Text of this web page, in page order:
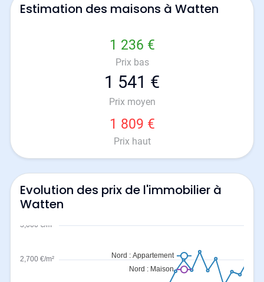
Estimation des maisons à Watten
1 236 €
Prix bas
1 541 €
Prix moyen
1 809 €
Prix haut
Evolution des prix de l'immobilier à
Watten